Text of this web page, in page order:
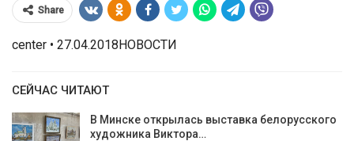
Share
center • 27.04.2018НОВОСТИ
СЕЙЧАС ЧИТАЮТ
В Минске открылась выставка белорусского
художника Виктора…